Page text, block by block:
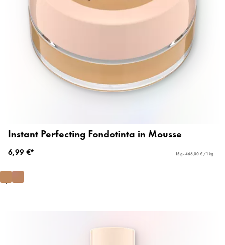
Instant Perfecting Fondotinta in Mousse
6,99 €* 15 g - 466,00 € / 1 kg